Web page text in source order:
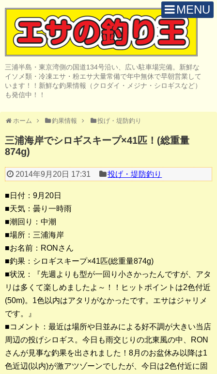
MENU
三浦半島・東京湾側の国道134号沿い、広い駐車場完備。新鮮な
イソメ類・冷凍エサ・粉エサ大量常備で年中無休で早朝営業して
います！！新鮮な釣果情報（クロダイ・メジナ・シロギスなど）
も発信中！！
ホーム 釣果情報 投げ・堤防釣り
三浦海岸でシロギスキープ×41匹！(総重量
874g)
2014年9月20日 17:31 投げ・堤防釣り
■日付：9月20日
■天気：曇り一時雨
■潮回り：中潮
■場所：三浦海岸
■お名前：RONさん
■釣果：シロギスキープ×41匹(総重量874g)
■状況：『先週よりも型が一回り小さかったんですが、アタ
リは多くて楽しめましたよ～！！ヒットポイントは2色付近
(50m)。1色以内はアタリがなかったです。エサはジャリメ
です。』
■コメント：最近は場所や日並みによる好不調が大きい当店
周辺の投げシロギス。今日も雨交じりの北東風の中、RON
さんが見事な釣果を出されました！8月のお盆休み以降は1
色近辺(以内)が激アツゾーンでしたが、今日は2色付近に固
H O M E
取 扱 商 品
釣 果 情 報
投げ・堤防釣り
陸っぱりルアー
船・ボート釣り
その他の釣り
釣果ランキング
2023年 クロダイ部門
2023年 メジナ部門
歴代釣果ランキング
クロダイ部門
シロギス部門